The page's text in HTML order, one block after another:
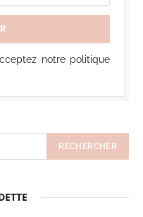
notre politique